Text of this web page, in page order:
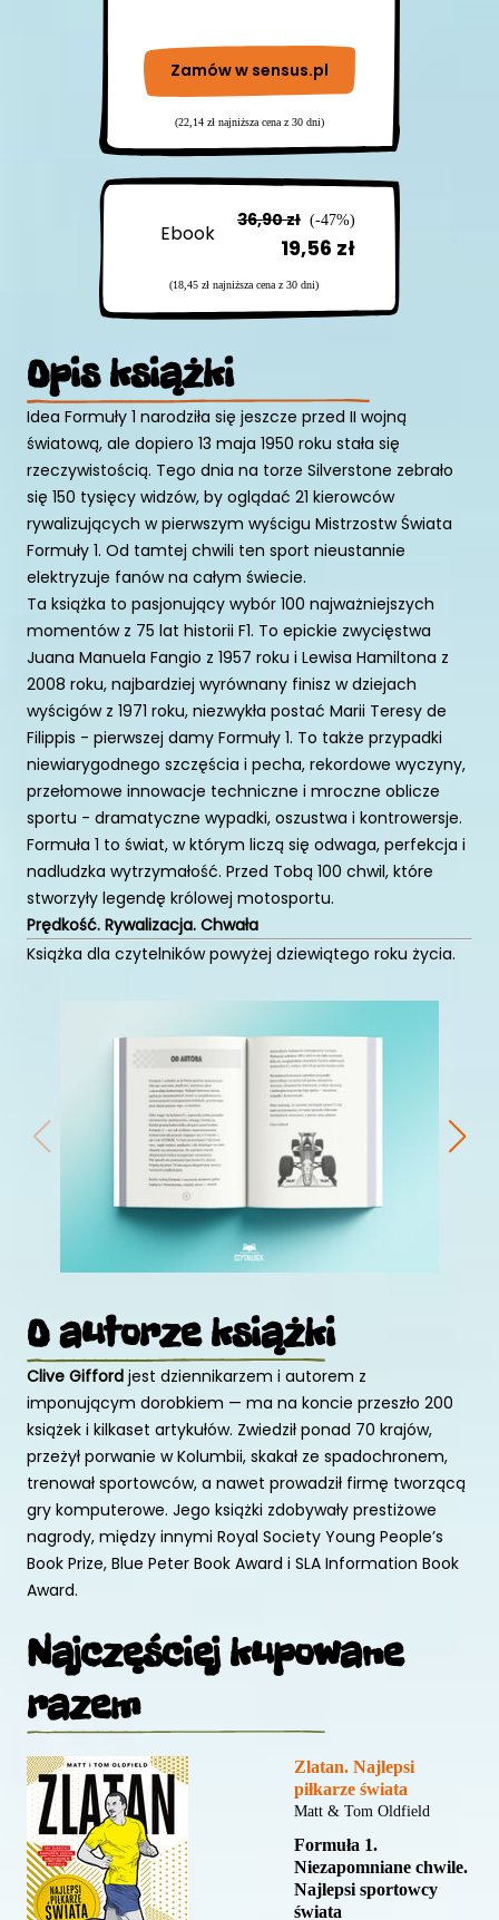
Zamów w sensus.pl
(22,14 zł najniższa cena z 30 dni)
Ebook
36,90 zł (-47%)
19,56 zł
(18,45 zł najniższa cena z 30 dni)
Opisksiążki
Idea Formuły 1 narodziła się jeszcze przed II wojną
światową, ale dopiero 13 maja 1950 roku stała się
rzeczywistością. Tego dnia na torze Silverstone zebrało
się 150 tysięcy widzów, by oglądać 21 kierowców
rywalizujących w pierwszym wyścigu Mistrzostw Świata
Formuły 1. Od tamtej chwili ten sport nieustannie
elektryzuje fanów na całym świecie.
Ta książka to pasjonujący wybór 100 najważniejszych
momentów z 75 lat historii F1. To epickie zwycięstwa
Juana Manuela Fangio z 1957 roku i Lewisa Hamiltona z
2008 roku, najbardziej wyrównany finisz w dziejach
wyścigów z 1971 roku, niezwykła postać Marii Teresy de
Filippis - pierwszej damy Formuły 1. To także przypadki
niewiarygodnego szczęścia i pecha, rekordowe wyczyny,
przełomowe innowacje techniczne i mroczne oblicze
sportu - dramatyczne wypadki, oszustwa i kontrowersje.
Formuła 1 to świat, w którym liczą się odwaga, perfekcja i
nadludzka wytrzymałość. Przed Tobą 100 chwil, które
stworzyły legendę królowej motosportu.
Prędkość. Rywalizacja. Chwała
Książka dla czytelników powyżej dziewiątego roku życia.
O autorzeksiążki
Clive Gifford jest dziennikarzem i autorem z
imponującym dorobkiem — ma na koncie przeszło 200
książek i kilkaset artykułów. Zwiedził ponad 70 krajów,
przeżył porwanie w Kolumbii, skakał ze spadochronem,
trenował sportowców, a nawet prowadził firmę tworzącą
gry komputerowe. Jego książki zdobywały prestiżowe
nagrody, między innymi Royal Society Young People’s
Book Prize, Blue Peter Book Award i SLA Information Book
Award.
Najczęściej kupowane
razem
Zlatan. Najlepsi
piłkarze świata
Matt & Tom Oldfield
Formuła 1.
Niezapomniane chwile.
Najlepsi sportowcy
świata